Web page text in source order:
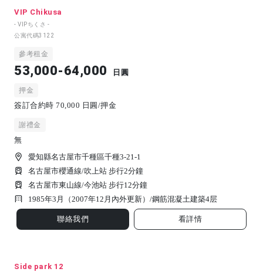
VIP Chikusa
- VIPちくさ -
公寓代碼3122
參考租金
53,000-64,000 日圓
押金
簽訂合約時 70,000 日圓/押金
謝禮金
無
愛知縣名古屋市千種區千種3-21-1
名古屋市櫻通線/吹上站 步行2分鐘
名古屋市東山線/今池站 步行12分鐘
1985年3月（2007年12月內外更新）/鋼筋混凝土建築4 层
聯絡我們 看詳情
Side park 12